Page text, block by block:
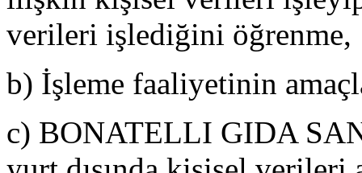
verileri işlediğini öğrenme,
b) İşleme faaliyetinin
c) BONATELLI GIDA